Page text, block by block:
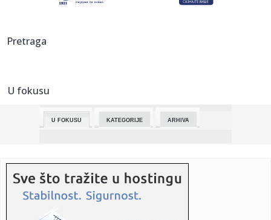
uticati n...
07:01:
07:01:
Mađar: Obustavićemo emitovanje vesti u državnim
07:01:Ponoš: Vučić prema Mađaru kao prema Piculi, to nije dobro
za ...
Pretraga
U fokusu
U FOKUSU KATEGORIJE ARHIVA